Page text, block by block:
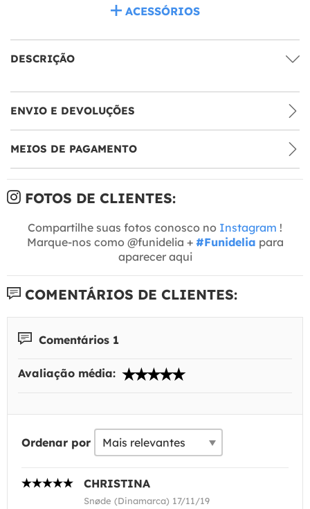
ACESSÓRIOS
DESCRIÇÃO
ENVIO E DEVOLUÇÕES
MEIOS DE PAGAMENTO
FOTOS DE CLIENTES:
Compartilhe suas fotos conosco no Instagram !
Marque-nos como @funidelia + #Funidelia para
aparecer aqui
COMENTÁRIOS DE CLIENTES:
Comentários 1
Avaliação média:
Ordenar por
CHRISTINA
Snøde (Dinamarca) 17/11/19